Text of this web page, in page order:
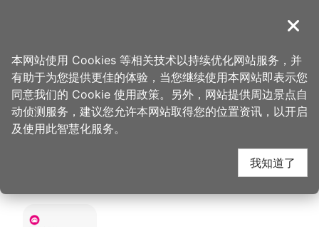
導覽
首页 > 想去的地方 > 美食、购物 > 韩老爷台式拌面
韩老爷台式拌面 周边住
宿
关闭
本网站使用 Cookies 等相关技术以持续优化网站服务，并
有助于为您提供更佳的体验，当您继续使用本网站即表示您
同意我们的 Cookie 使用政策。另外，网站提供周边景点自
动侦测服务，建议您允许本网站取得您的位置资讯，以开启
及使用此智慧化服务。
我知道了